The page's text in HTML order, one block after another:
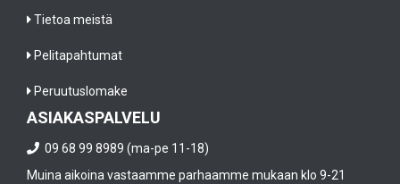
Tietoa meistä
Pelitapahtumat
Peruutuslomake
ASIAKASPALVELU
09 68 99 8989 (ma-pe 11-18)
Muina aikoina vastaamme parhaamme mukaan klo 9-21